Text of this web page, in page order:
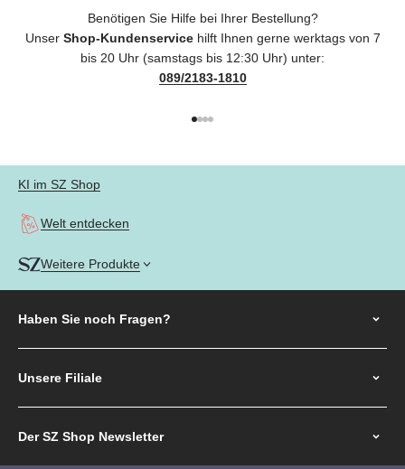
Benötigen Sie Hilfe bei Ihrer Bestellung?
Unser Shop-Kundenservicehilft Ihnen gerne werktags von 7
bis 20 Uhr (samstags bis 12:30 Uhr) unter:
089/2183-1810
KI im SZ Shop
Welt entdecken
Weitere Produkte
Haben Sie noch Fragen?
Unsere Filiale
Der SZ Shop Newsletter